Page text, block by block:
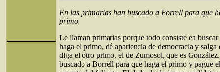
En las primarias han buscado a Borrell para que
primo
Le llaman primarias porque todo consiste en buscar
haga el primo, dé apariencia de democracia y salga
diga el otro primo, el de Zumosol, que es
buscado a Borrell para que haga el primo y pague